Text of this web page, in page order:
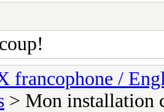
francophone /
> Mon installation